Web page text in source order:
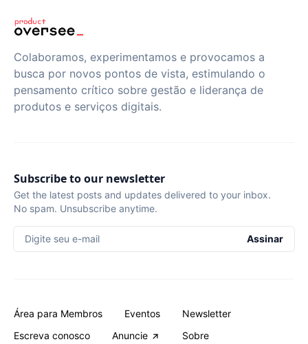
Colaboramos, experimentamos e provocamos a
busca por novos pontos de vista, estimulando o
pensamento crítico sobre gestão e liderança de
produtos e serviços digitais.
Subscribe to our newsletter
Get the latest posts and updates delivered to your inbox.
No spam. Unsubscribe anytime.
Digite seu e-mail Assinar
Área para Membros Eventos
Newsletter
Escreva conosco
Anuncie Sobre